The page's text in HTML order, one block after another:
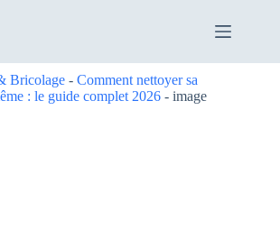
Bricolage - Comment nettoyer sa
: le guide complet 2026 - image